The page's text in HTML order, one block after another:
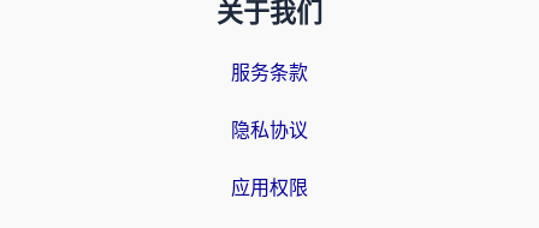
关于我们
服务条款
隐私协议
应用权限